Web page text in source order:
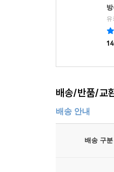
유
배송/반품/교
배송 안내
배송 구분